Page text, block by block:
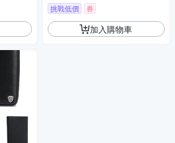
挑戰低價 券
加入購物車